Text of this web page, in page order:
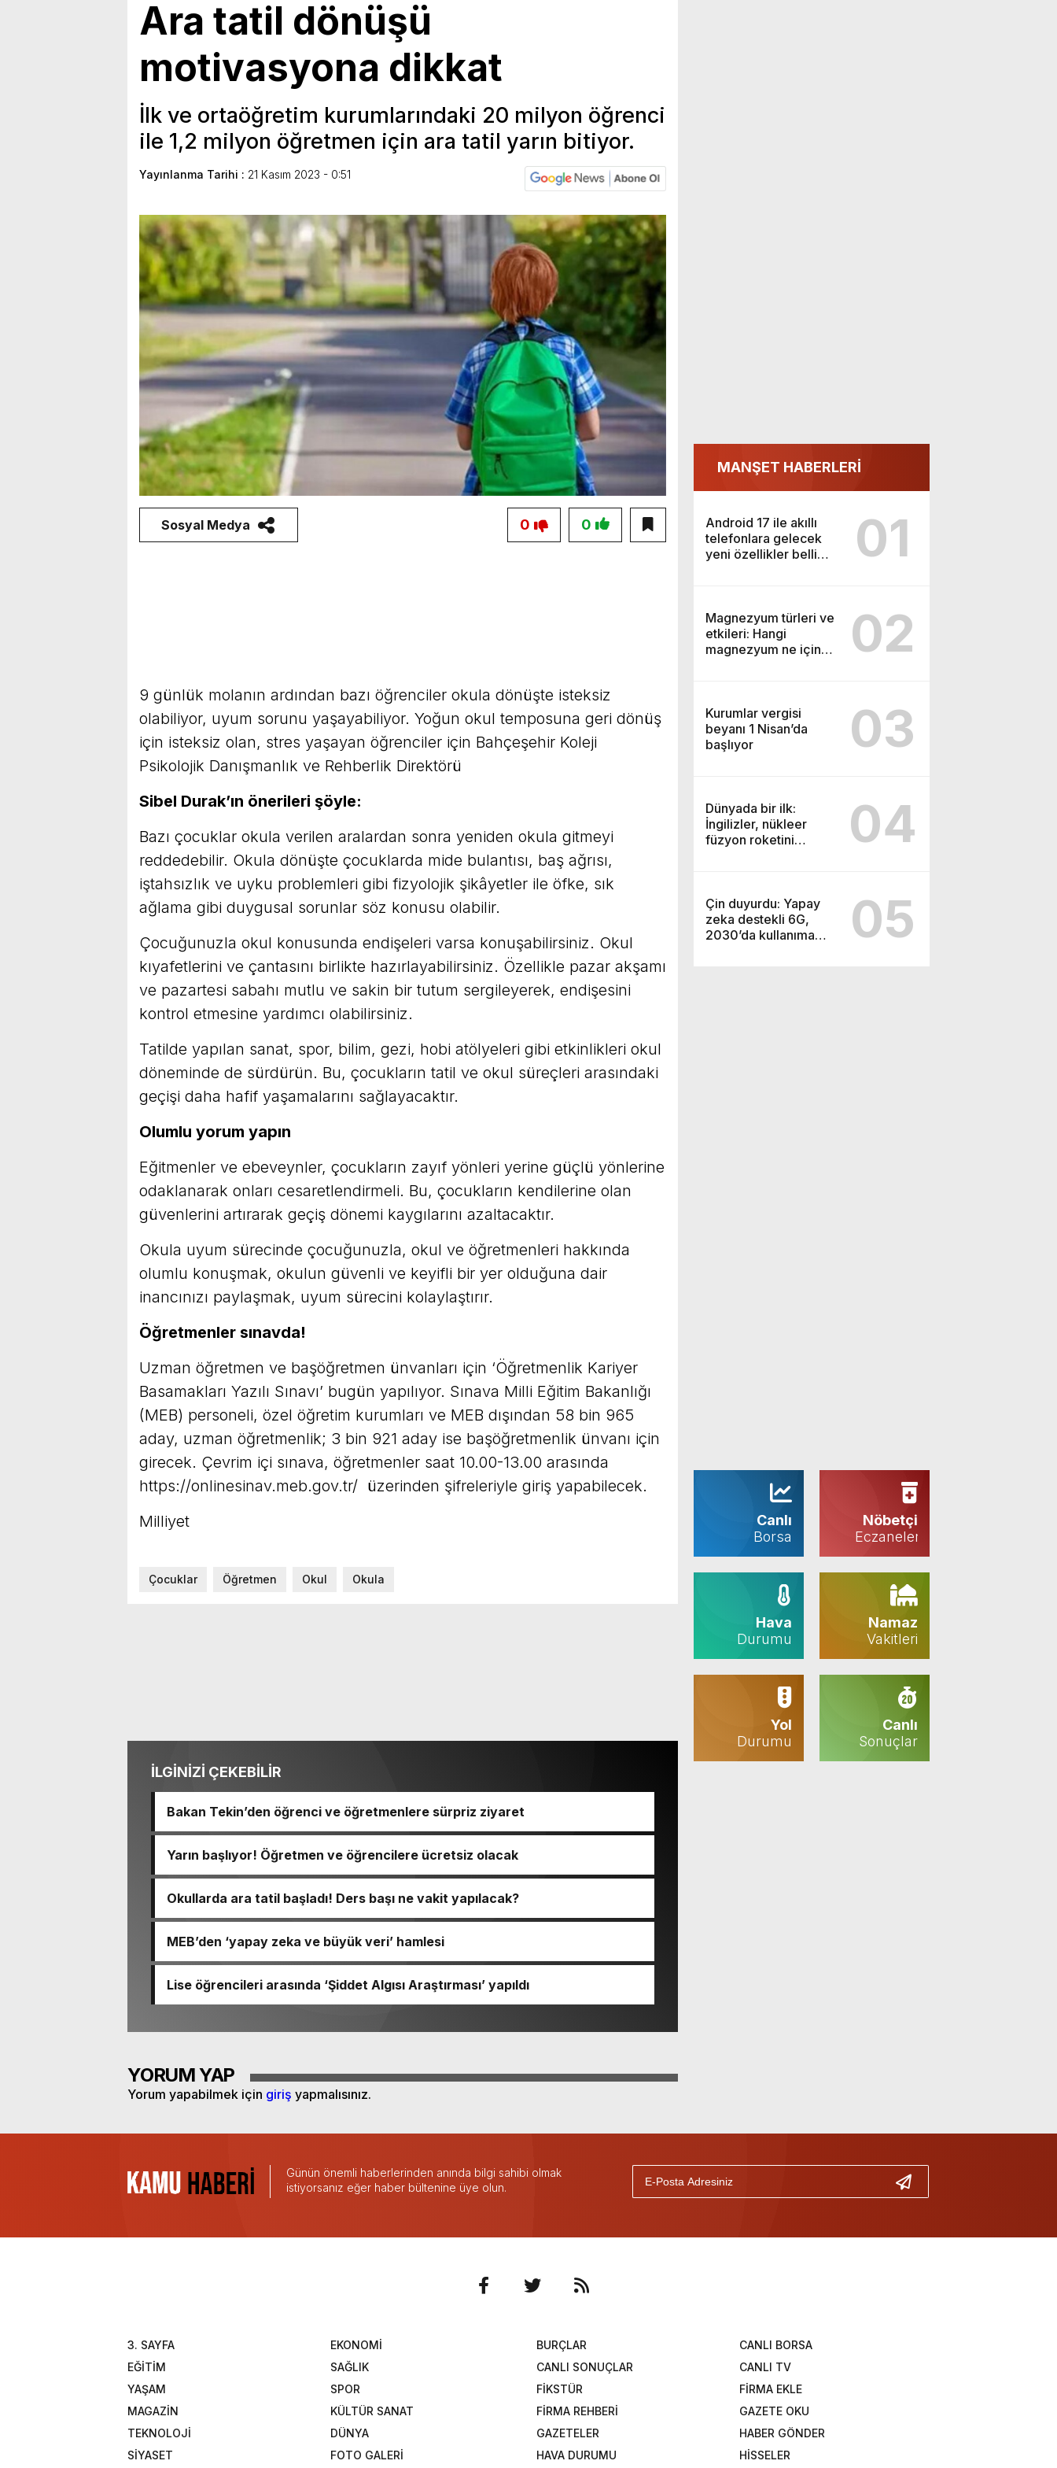
MANŞET HABERLERİ
Android 17 ile akıllı
telefonlara gelecek
yeni özellikler belli
01
Magnezyum türleri ve
etkileri: Hangi
magnezyum ne için
02
Kurumlar vergisi
beyanı 1 Nisan’da
başlıyor
03
Dünyada bir ilk:
İngilizler, nükleer
füzyon roketini
04
Çin duyurdu: Yapay
zeka destekli 6G,
2030’da kullanıma
05
Canlı
Borsa
Nöbetçi
Eczaneler
Hava
Durumu
Namaz
Vakitleri
Yol
Durumu
Canlı
Sonuçlar
Ara tatil dönüşü
motivasyona dikkat
İlk ve ortaöğretim kurumlarındaki 20 milyon öğrenci
ile 1,2 milyon öğretmen için ara tatil yarın bitiyor.
Yayınlanma Tarihi : 21 Kasım 2023 - 0:51
Sosyal Medya 0
0
9 günlük molanın ardından bazı öğrenciler okula dönüşte isteksiz
olabiliyor, uyum sorunu yaşayabiliyor. Yoğun okul temposuna geri dönüş
için isteksiz olan, stres yaşayan öğrenciler için Bahçeşehir Koleji
Psikolojik Danışmanlık ve Rehberlik Direktörü
Sibel Durak’ın önerileri şöyle:
Bazı çocuklar okula verilen aralardan sonra yeniden okula gitmeyi
reddedebilir. Okula dönüşte çocuklarda mide bulantısı, baş ağrısı,
iştahsızlık ve uyku problemleri gibi fizyolojik şikâyetler ile öfke, sık
ağlama gibi duygusal sorunlar söz konusu olabilir.
Çocuğunuzla okul konusunda endişeleri varsa konuşabilirsiniz. Okul
kıyafetlerini ve çantasını birlikte hazırlayabilirsiniz. Özellikle pazar akşamı
ve pazartesi sabahı mutlu ve sakin bir tutum sergileyerek, endişesini
kontrol etmesine yardımcı olabilirsiniz.
Tatilde yapılan sanat, spor, bilim, gezi, hobi atölyeleri gibi etkinlikleri okul
döneminde de sürdürün. Bu, çocukların tatil ve okul süreçleri arasındaki
geçişi daha hafif yaşamalarını sağlayacaktır.
Olumlu yorum yapın
Eğitmenler ve ebeveynler, çocukların zayıf yönleri yerine güçlü yönlerine
odaklanarak onları cesaretlendirmeli. Bu, çocukların kendilerine olan
güvenlerini artırarak geçiş dönemi kaygılarını azaltacaktır.
Okula uyum sürecinde çocuğunuzla, okul ve öğretmenleri hakkında
olumlu konuşmak, okulun güvenli ve keyifli bir yer olduğuna dair
inancınızı paylaşmak, uyum sürecini kolaylaştırır.
Öğretmenler sınavda!
Uzman öğretmen ve başöğretmen ünvanları için ‘Öğretmenlik Kariyer
Basamakları Yazılı Sınavı’ bugün yapılıyor. Sınava Milli Eğitim Bakanlığı
(MEB) personeli, özel öğretim kurumları ve MEB dışından 58 bin 965
aday, uzman öğretmenlik; 3 bin 921 aday ise başöğretmenlik ünvanı için
girecek. Çevrim içi sınava, öğretmenler saat 10.00-13.00 arasında
https://onlinesinav.meb.gov.tr/ üzerinden şifreleriyle giriş yapabilecek.
Milliyet
Çocuklar Öğretmen Okul Okula
İLGİNİZİ ÇEKEBİLİR
Bakan Tekin’den öğrenci ve öğretmenlere sürpriz ziyaret
Yarın başlıyor! Öğretmen ve öğrencilere ücretsiz olacak
Okullarda ara tatil başladı! Ders başı ne vakit yapılacak?
MEB’den ‘yapay zeka ve büyük veri’ hamlesi
Lise öğrencileri arasında ‘Şiddet Algısı Araştırması’ yapıldı
YORUM YAP
Yorum yapabilmek için giriş yapmalısınız.
Günün önemli haberlerinden anında bilgi sahibi olmak
istiyorsanız eğer haber bültenine üye olun.
3. SAYFA
EKONOMİ
EĞİTİM
SAĞLIK
YAŞAM
SPOR
MAGAZİN
KÜLTÜR SANAT
TEKNOLOJİ
DÜNYA
SİYASET
FOTO GALERİ
BURÇLAR
CANLI BORSA
CANLI SONUÇLAR
CANLI TV
FİKSTÜR
FİRMA EKLE
FİRMA REHBERİ
GAZETE OKU
GAZETELER
HABER GÖNDER
HAVA DURUMU
HİSSELER